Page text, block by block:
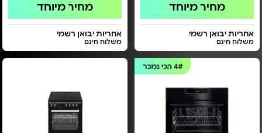
מחיר מיוחד
אחריות יבואן רשמי
משלוח חינם
מחיר מיוחד
אחריות יבואן רשמי
משלוח חינם
4#הכי נמכר